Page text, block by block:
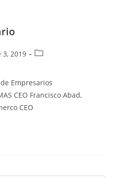
2019
Categoría
entrada:
Empresarios
CEO Francisco Abad,
CEO